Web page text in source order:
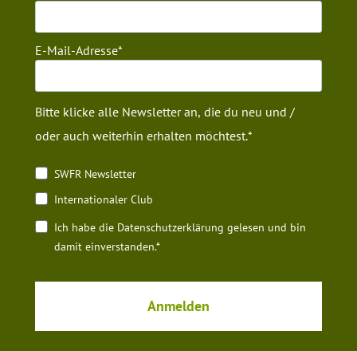
E-Mail-Adresse
Bitte klicke alle Newsletter an, die du neu und /
oder auch weiterhin erhalten möchtest.
SWFR Newsletter
Internationaler Club
Ich habe die Datenschutz­erklärung gelesen und bin
damit einverstanden.*
Anmelden